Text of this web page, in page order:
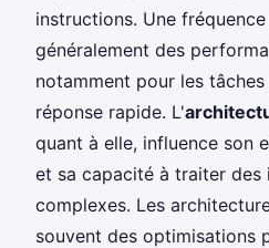
instructions. Une
généralement des
notamment pour les
réponse rapide. L'
quant à elle, influence son
et sa capacité à traiter des
complexes. Les
souvent des optimisations